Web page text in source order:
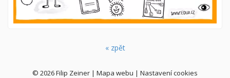
« zpět
© 2026Filip Zeiner | Mapa webu | Nastavení cookies